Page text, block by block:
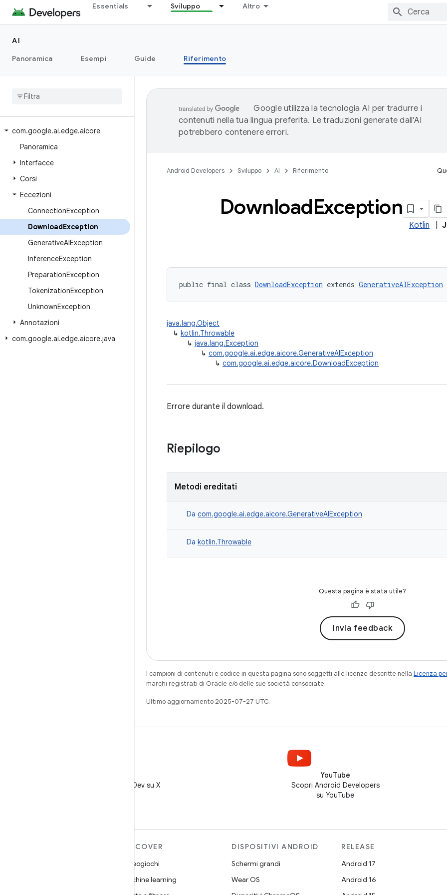
Essentials Sviluppo Altro
AI
Panoramica
Esempi Guide Riferimento
com.google.ai.edge.aicore
Panoramica
Interfacce
Corsi
Eccezioni
ConnectionException
DownloadException
GenerativeAIException
InferenceException
PreparationException
TokenizationException
UnknownException
Annotazioni
com.google.ai.edge.aicore.java
Google utilizza la tecnologia AI per tradurre i
contenuti nella tua lingua preferita. Le traduzioni generate dall'AI
potrebbero contenere errori.
Android Developers Sviluppo AI Riferimento
DownloadException
Kotlin
public final class DownloadException extends GenerativeAIException
java.lang.Object
↳ kotlin.Throwable
↳ java.lang.Exception
↳ com.google.ai.edge.aicore.GenerativeAIException
↳ com.google.ai.edge.aicore.DownloadException
Errore durante il download.
Riepilogo
Metodi ereditati
Da com.google.ai.edge.aicore.GenerativeAIException
Da kotlin.Throwable
Questa pagina è stata utile?
Invia feedback
I campioni di contenuti e codice in questa pagina sono soggetti alle licenze descritte nella Licenza
marchi registrati di Oracle e/o delle sue società consociate.
Ultimo aggiornamento 2025-07-27 UTC.
Segui @AndroidDev su X
YouTube
Scopri Android Developers
su YouTube
DISCOVER
Videogiochi
Machine learning
DISPOSITIVI ANDROID
Schermi grandi
Wear OS
RELEASE
Android 17
Android 16